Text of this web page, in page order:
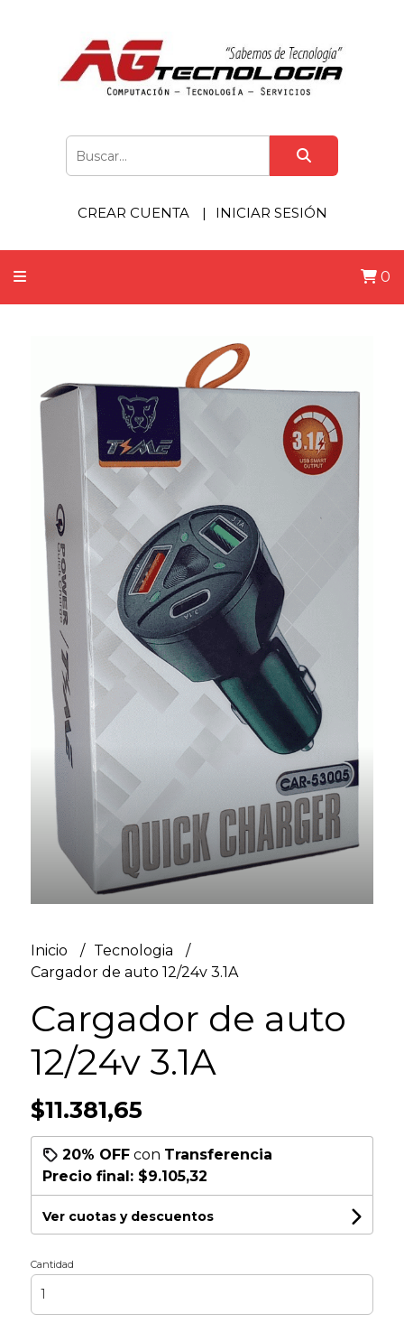
CREAR CUENTA INICIAR SESIÓN
0
Inicio
Tecnologia
Cargador de auto 12/24v 3.1A
Cargador de auto
12/24v 3.1A
$11.381,65
20% OFFcon Transferencia
Precio final: $9.105,32
Ver cuotas y descuentos
Cantidad